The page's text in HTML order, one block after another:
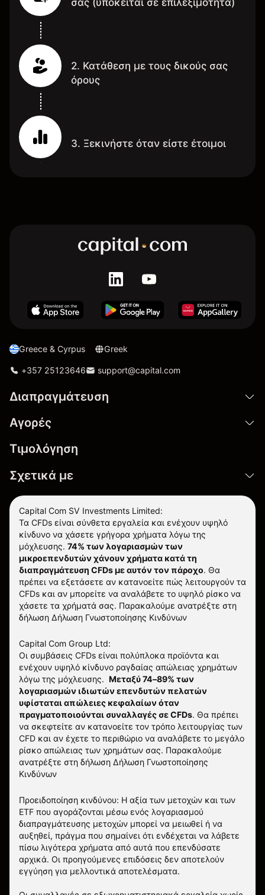
σας (υπόκειται σε επιλεξιμότητα)
2. Κατάθεση με τους δικούς σας
όρους
3. Ξεκινήστε όταν είστε έτοιμοι
Greece & Cyrpus Greek
+357 25123646 support@capital.com
Διαπραγμάτευση
Αγορές
Τιμολόγηση
Σχετικά με
Capital Com SV Investments Limited:
Τα CFDs είναι σύνθετα εργαλεία και ενέχουν υψηλό
κίνδυνο να χάσετε γρήγορα χρήματα λόγω της
μόχλευσης. 74% των λογαριασμών των
μικροεπενδυτών χάνουν χρήματα κατά τη
διαπραγμάτευση CFDs με αυτόν τον πάροχο. Θα
πρέπει να εξετάσετε αν κατανοείτε πώς λειτουργούν τα
CFDs και αν μπορείτε να αναλάβετε το υψηλό ρίσκο να
χάσετε τα χρήματά σας. Παρακαλούμε ανατρέξτε στη
δήλωση Δήλωση Γνωστοποίησης Κινδύνων
Capital Com Group Ltd:
Οι συμβάσεις CFDs είναι πολύπλοκα προϊόντα και
ενέχουν υψηλό κίνδυνο ραγδαίας απώλειας χρημάτων
λόγω της μόχλευσης. Μεταξύ 74–89% των
λογαριασμών ιδιωτών επενδυτών πελατών
υφίσταται απώλειες κεφαλαίων όταν
πραγματοποιούνται συναλλαγές σε CFDs. Θα πρέπει
να σκεφτείτε αν κατανοείτε τον τρόπο λειτουργίας των
CFD και αν έχετε το περιθώριο να αναλάβετε το μεγάλο
ρίσκο απώλειας των χρημάτων σας. Παρακαλούμε
ανατρέξτε στη δήλωση Δήλωση Γνωστοποίησης
Κινδύνων
Προειδοποίηση κινδύνου: Η αξία των μετοχών και των
ETF που αγοράζονται μέσω ενός λογαριασμού
διαπραγμάτευσης μετοχών μπορεί να μειωθεί ή να
αυξηθεί, πράγμα που σημαίνει ότι ενδέχεται να λάβετε
πίσω λιγότερα χρήματα από αυτά που επενδύσατε
αρχικά. Οι προηγούμενες επιδόσεις δεν αποτελούν
εγγύηση για μελλοντικά αποτελέσματα.